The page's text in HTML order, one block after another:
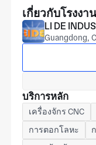
เกี่ยวกับโรงงา
LI DE
Guangdong,
บริการหลัก
เครื่องจักร CNC
การตอกโลหะ